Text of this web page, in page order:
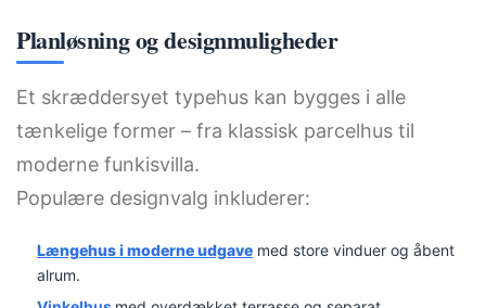
Planløsning og designmuligheder
Et skræddersyet typehus kan bygges i alle
tænkelige former – fra klassisk parcelhus til
moderne funkisvilla.
Populære designvalg inkluderer:
Længehus i moderne udgavemed store vinduer og åbent
alrum.